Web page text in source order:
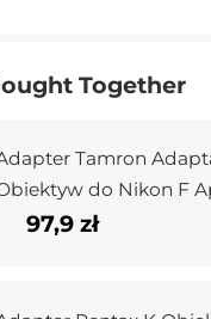
Together
Tamron
do Nikon F
97,9 zł